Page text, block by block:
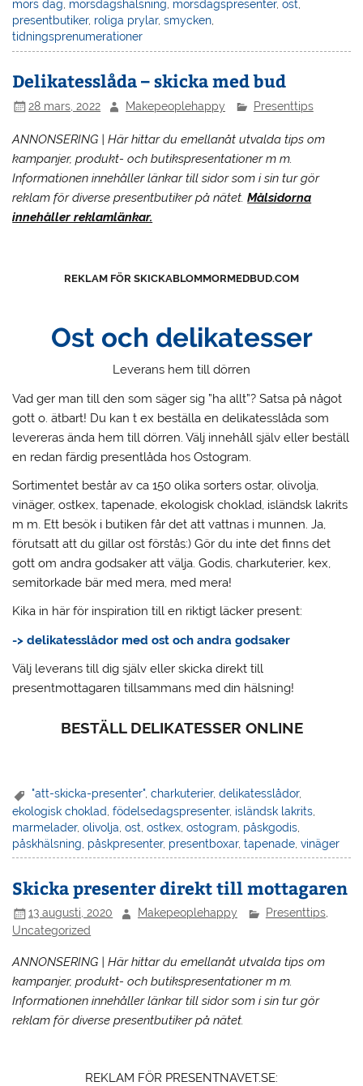
mors dag morsdagshälsning morsdagspresenter,ost
presentbutiker, roliga prylar,smycken
tidningsprenumerationer
Delikatesslåda – skicka med bud
28 mars, 2022 Makepeoplehappy Presenttips
ANNONSERING | Här hittar du emellanåt utvalda tips om
kampanjer, produkt- och butikspresentationer m m.
Informationen innehåller länkar till sidor som i sin tur gör
reklam för diverse presentbutiker på nätet.Målsidorna
innehåller reklamlänkar.
REKLAM FÖR SKICKABLOMMORMEDBUD.COM
Ost och delikatesser
Leverans hem till dörren
Vad ger man till den som säger sig ”ha allt”?Satsa på något
gott o. ätbart! Du kan t ex beställa en delikatesslåda som
levereras ända hem till dörren. Välj innehåll själv eller beställ
en redan färdig presentlåda hos Ostogram.
Sortimentet består av ca 150 olika sorters ostar, olivolja,
vinäger, ostkex, tapenade, ekologisk choklad, isländsk lakrits
m m. Ett besök i butiken får det att vattnas i munnen. Ja,
förutsatt att du gillar ost förstås:) Gör du inte det finns det
gott om andra godsaker att välja. Godis, charkuterier, kex,
semitorkade bär med mera, med mera!
Kika in här för inspiration till en riktigt läcker present:
-> delikatesslådor med ost och andra godsaker
Välj leverans till dig själv eller skicka direkt till
presentmottagaren tillsammans med din hälsning!
BESTÄLL DELIKATESSER ONLINE
"att-skicka-presenter",charkuterier,delikatesslådor,
ekologisk choklad ,födelsedagspresenter, isländsk lakrits
marmelader,olivolja ,ost ,ostkex ,ostogram påskgodis
påskhälsning påskpresenter, presentboxar,tapenade ,vinäger
Skicka presenter direkt till mottagaren
13 augusti, 2020 Makepeoplehappy Presenttips,
Uncategorized
ANNONSERING | Här hittar du emellanåt utvalda tips om
kampanjer, produkt- och butikspresentationer m m.
Informationen innehåller länkar till sidor som i sin tur gör
reklam för diverse presentbutiker på nätet.
REKLAM FÖR PRESENTNAVET.SE: